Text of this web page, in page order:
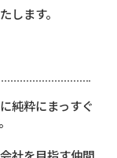
します。
純粋にまっすぐ